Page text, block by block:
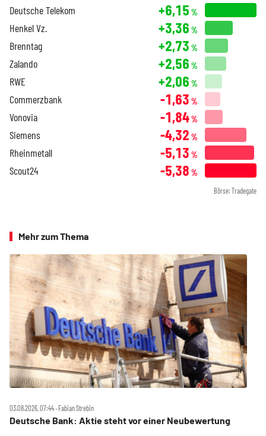
Deutsche Telekom +6,15 %
Henkel Vz. +3,36 %
Brenntag +2,73 %
Zalando +2,56 %
RWE +2,06 %
Commerzbank -1,63 %
Vonovia -1,84%
Siemens -4,32 %
Rheinmetall -5,13 %
Scout24 -5,38 %
Börse: Tradegate
Mehr zum Thema
03.08.2026, 07:44 ‧ Fabian Strebin
Deutsche Bank: Aktie steht vor einer Neubewertung